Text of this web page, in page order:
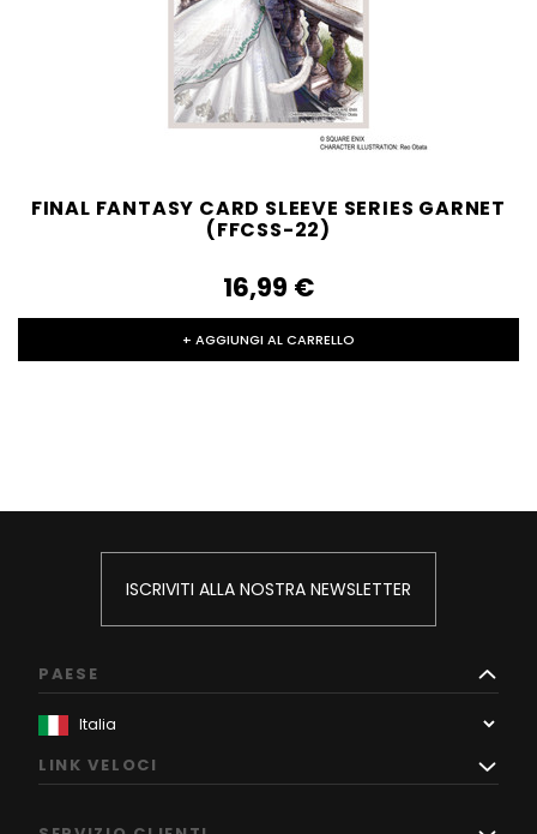
FINAL FANTASY CARD SLEEVE SERIES GARNET
(FFCSS-22)
16,99‎ ‎€
+ AGGIUNGI AL CARRELLO
ISCRIVITI ALLA NOSTRA NEWSLETTER
PAESE
LINK VELOCI